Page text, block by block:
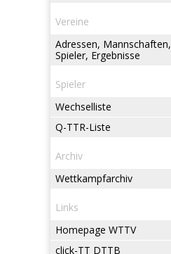
Vereine
Adressen, Mannschaften,
Spieler, Ergebnisse
Spieler
Wechselliste
Q-TTR-Liste
Archiv
Wettkampfarchiv
Links
Homepage WTTV
click-TT DTTB